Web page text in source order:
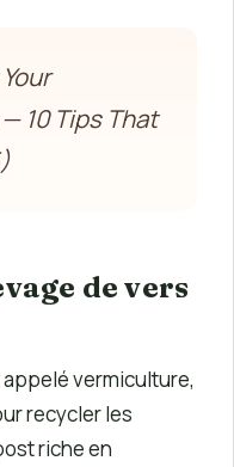
10 Tips That
de vers
appelé vermiculture,
recycler les
riche en